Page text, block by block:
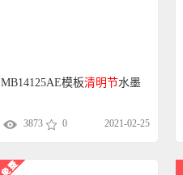
MB14125AE模板清明节水墨
3873 0 2021-02-25